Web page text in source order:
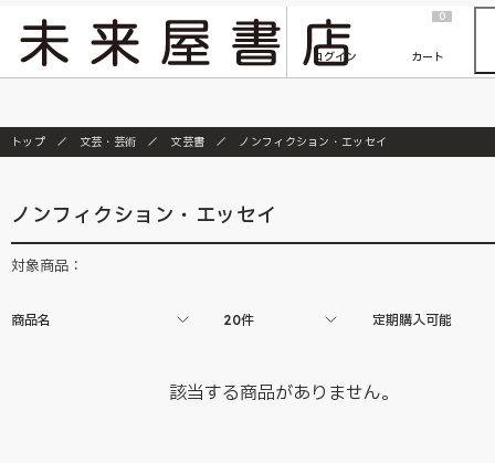
『ONE PIECE magazine 021 ONE PIECEカード付き同梱版』発売延期のご案内
ログイン
0
カート
トップ 文芸・芸術 文芸書 ノンフィクション・エッセイ
ノンフィクション・エッセイ
対象商品：
商品名 20件 定期購入可能
該当する商品がありません。